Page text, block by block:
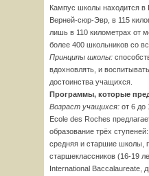
Кампус школы находится в
Верней-сюр-Эвр, в 115
лишь в 110 километрах от
более 400 школьников со
Принципы школы:
вдохновлять, и
достоинства учащихся.
Программы, которые
Возраст учащихся: от 6 до
Ecole des Roches
образование трёх
средняя и старшие школы,
старшеклассников (16-19
International Baccalaureate,